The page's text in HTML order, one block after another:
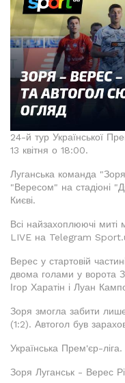
24-й тур Української
13 квітня о 18:00.
Луганська команда
"Вересом" на стадіоні
Києві.
Всі найзахоплюючі
LIVE на Telegram
Верес у стартовій
двома голами у ворота
Ігор Харатін і Луан
Зоря змогла забити
(1:2). Автогол був
Українська Прем'єр-
Зоря Луганськ - Верес